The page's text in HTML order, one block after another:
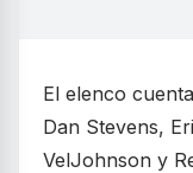
El elenco
Dan Stevens,
VelJohnson y